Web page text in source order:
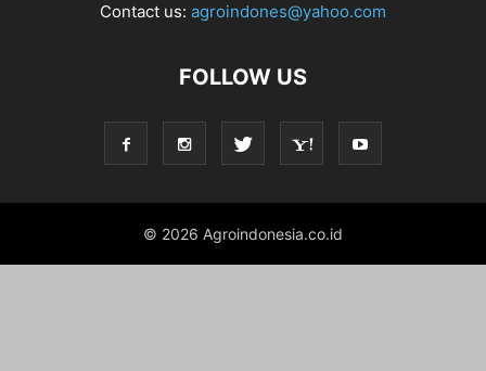
Contact us: agroindones@yahoo.com
FOLLOW US
© 2026 Agroindonesia.co.id